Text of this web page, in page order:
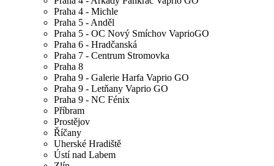
Praha 4 - Michle
Praha 5 - Anděl
Praha 5 - OC Nový Smíchov VaprioGO
Praha 6 - Hradčanská
Praha 7 - Centrum Stromovka
Praha 8
Praha 9 - Galerie Harfa Vaprio GO
Praha 9 - Letňany Vaprio GO
Praha 9 - NC Fénix
Příbram
Prostějov
Říčany
Uherské Hradiště
Ústí nad Labem